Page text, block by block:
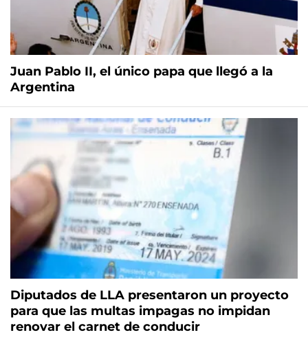
Juan Pablo II, el único papa que llegó a la
Argentina
Diputados de LLA presentaron un proyecto
para que las multas impagas no impidan
renovar el carnet de conducir